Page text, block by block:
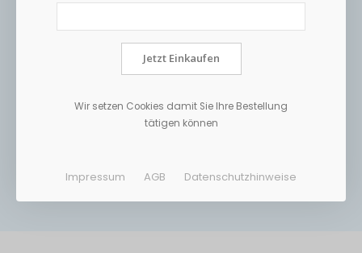
Jetzt Einkaufen
Wir setzen Cookies damit Sie Ihre Bestellung
tätigen können
Impressum AGB Datenschutzhinweise